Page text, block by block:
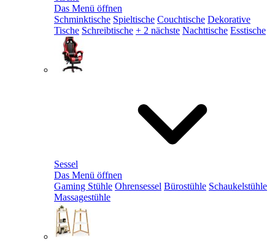
Das Menü öffnen
Schminktische Spieltische Couchtische Dekorative
Tische Schreibtische + 2 nächste Nachttische Esstische
Sessel
Das Menü öffnen
Gaming Stühle Ohrensessel Bürostühle Schaukelstühle
Massagestühle